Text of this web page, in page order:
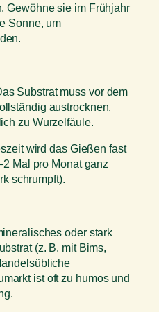
Gewöhne sie im Frühjahr
Sonne, um
Substrat muss vor dem
austrocknen.
zu Wurzelfäule.
wird das Gießen fast
Mal pro Monat ganz
schrumpft).
oder stark
(z. B. mit Bims,
ist oft zu humos und